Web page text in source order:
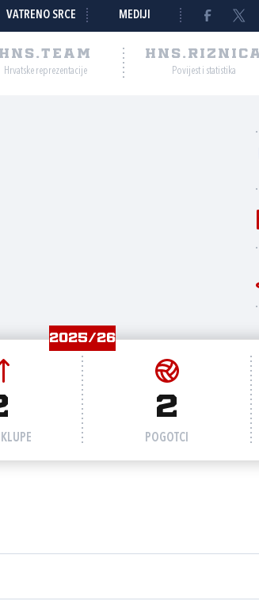
VATRENO SRCE MEDIJI
HNS.TEAM
Hrvatske reprezentacije Povijest i statistika
2025/26
2
POGOTCI